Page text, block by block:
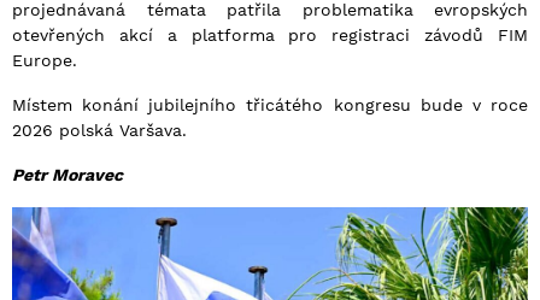
projednávaná témata patřila problematika evropských
otevřených akcí a platforma pro registraci závodů FIM
Europe.
Místem konání jubilejního třicátého kongresu bude v roce
2026 polská Varšava.
Petr Moravec